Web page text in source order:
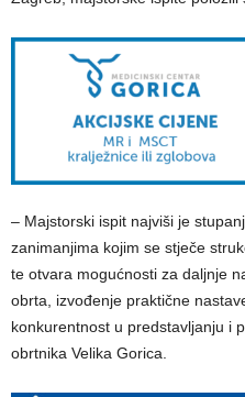
– Majstorski ispit najviši je
zanimanjima kojim se stječe
te otvara mogućnosti za daljnje
obrta, izvođenje praktične
konkurentnost u predstavljanju i
obrtnika Velika Gorica.